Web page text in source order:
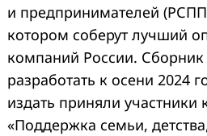
и предпринимателей
котором соберут лучший
компаний России.
разработать к осени 2024
издать приняли участники
«Поддержка семьи,